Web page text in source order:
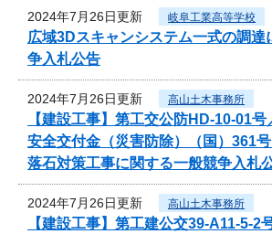
2024年7月26日更新 岐阜工業高等学校
広域3Dスキャンシステム一式の調達
争入札公告
2024年7月26日更新 高山土木事務所
【建設工事】第工交公防HD-10-01
安全交付金（災害防除）（国）
落石対策工事に関する一般競争入札
2024年7月26日更新 高山土木事務所
【建設工事】第工建公交39-A11-5-